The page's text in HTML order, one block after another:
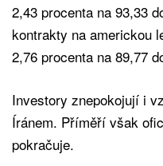
2,43 procenta na 93,33
kontrakty na americkou
2,76 procenta na 89,77
Investory znepokojují i
Íránem. Příměří však
pokračuje.